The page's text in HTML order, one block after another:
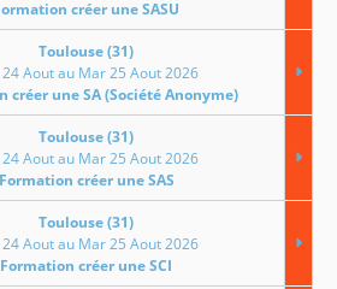
créer une SASU
Toulouse (31)
24 Aout au Mar 25 Aout 2026
créer une SA (Société Anonyme)
Toulouse (31)
24 Aout au Mar 25 Aout 2026
Formation créer une SAS
Toulouse (31)
24 Aout au Mar 25 Aout 2026
Formation créer une SCI